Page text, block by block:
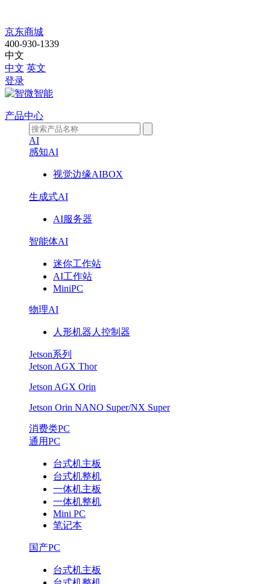
JCCM-
H3450B
京东商城
400-930-1339
中文
中文 英文
登录
产品中心
AI
感知AI
视觉边缘AIBOX
生成式AI
AI服务器
智能体AI
迷你工作站
AI工作站
MiniPC
物理AI
人形机器人控制器
Jetson系列
Jetson AGX Thor
Jetson AGX Orin
Jetson Orin NANO Super/NX Super
消费类PC
通用PC
台式机主板
台式机整机
一体机主板
一体机整机
Mini PC
笔记本
国产PC
台式机主板